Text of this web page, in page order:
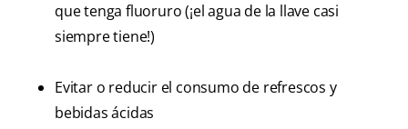
que tenga fluoruro (¡el agua de la llave casi
siempre tiene!)
Evitar o reducir el consumo de refrescos y
bebidas ácidas